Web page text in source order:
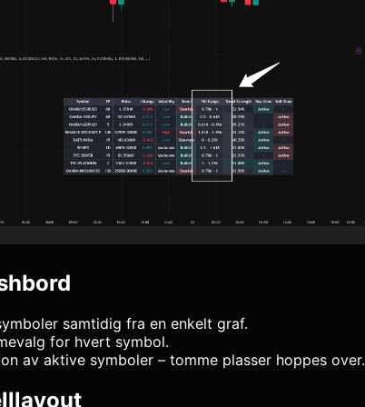
samtidig fra en enkelt graf.
for hvert symbol.
av aktive symboler – tomme plasser hoppes over.